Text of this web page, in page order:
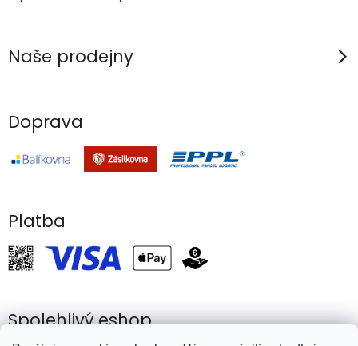
Naše prodejny
Doprava
Platba
Spolehlivý eshop